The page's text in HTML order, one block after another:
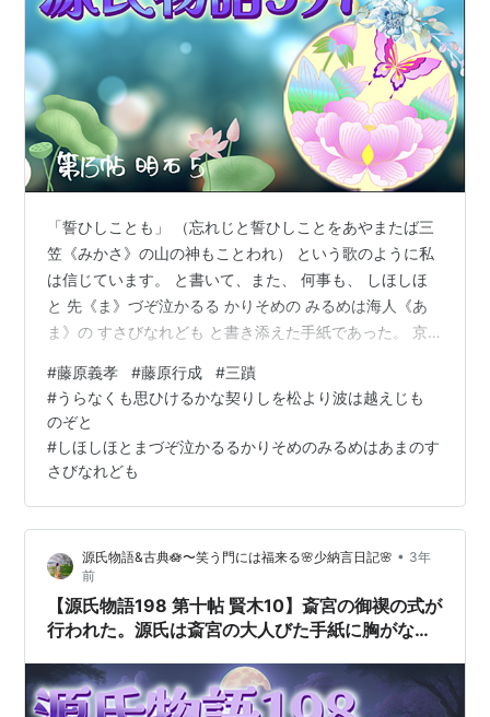
「誓ひしことも」 （忘れじと誓ひしことをあやまたば三
笠《みかさ》の山の神もことわれ） という歌のように私
は信じています。 と書いて、また、 何事も、 しほしほ
と 先《ま》づぞ泣かるる かりそめの みるめは海人《あ
ま》の すさびなれども と書き添えた手紙であった。 京
れも奥に源氏の告白による感想が書かれてあった。 お言
いにならないではいらっしゃれないほど 現在のお心を占
めていますことを お報《し》らせくださいまして承知い
たしましたが、 私には新しい恋人に傾倒していらっしゃ
#藤原義孝 #藤原行成 #三蹟
#うらなくも思ひけるかな契りしを松より波は越えじも
のぞと
#しほしほとまづぞ泣かるるかりそめのみるめはあまのす
さびなれども
源氏物語&古典🪷〜笑う門には福来る🌸少納言日記🌸 • 3年
前
【源氏物語198 第十帖 賢木10】斎宮の御禊の式が
行われた。源氏は斎宮の大人びた手紙に胸がなっ